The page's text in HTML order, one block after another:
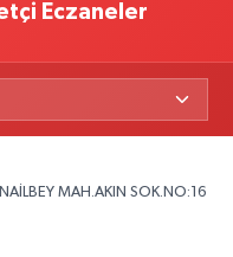
Eczaneler
MAH.AKIN SOK.NO:16